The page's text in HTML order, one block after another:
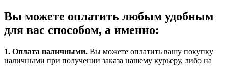
Вы можете оплатить любым удобным
для вас способом, а именно:
1. Оплата наличными. Вы можете оплатить вашу покупку
наличными при получении заказа нашему курьеру, либо на